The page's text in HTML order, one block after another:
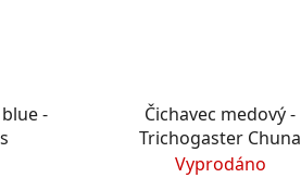
-
Čichavec medový -
Trichogaster Chuna
Vyprodáno